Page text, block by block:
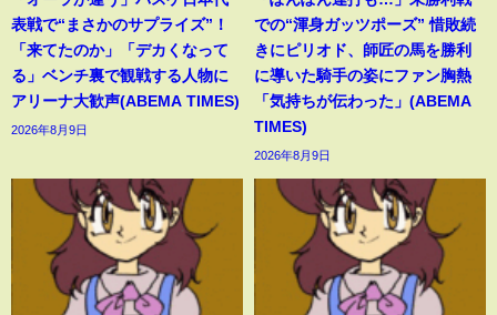
表戦で“まさかのサプライズ”！
「来てたのか」「デカくなって
る」ベンチ裏で観戦する人物に
アリーナ大歓声(ABEMA TIMES)
2026年8月9日
での“渾身ガッツポーズ” 惜敗続
きにピリオド、師匠の馬を勝利
に導いた騎手の姿にファン胸熱
「気持ちが伝わった」(ABEMA
TIMES)
2026年8月9日